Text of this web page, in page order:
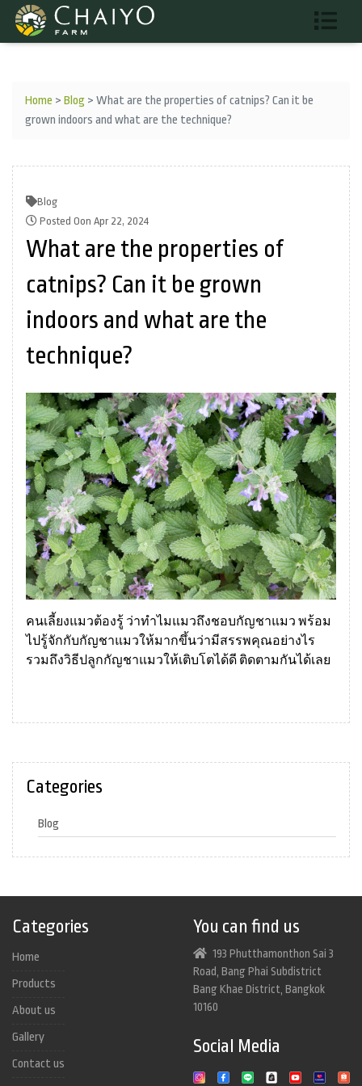
Home > Blog > What are the properties of catnips? Can it be
grown indoors and what are the technique?
Blog
Posted Oon Apr 22, 2024
What are the properties of
catnips? Can it be grown
indoors and what are the
technique?
คนเลี้ยงแมวต้องรู้ ว่าทำไมแมวถึงชอบกัญชาแมว พร้อม
ไปรู้จักกับกัญชาแมวให้มากขึ้นว่ามีสรรพคุณอย่างไร
รวมถึงวิธีปลูกกัญชาแมวให้เติบโตได้ดี ติดตามกันได้เลย
Categories
Blog
Categories
Home
Products
About us
Gallery
Contact us
You can find us
193 Phutthamonthon Sai 3
Road, Bang Phai Subdistrict
Bang Khae District, Bangkok
10160
Social Media